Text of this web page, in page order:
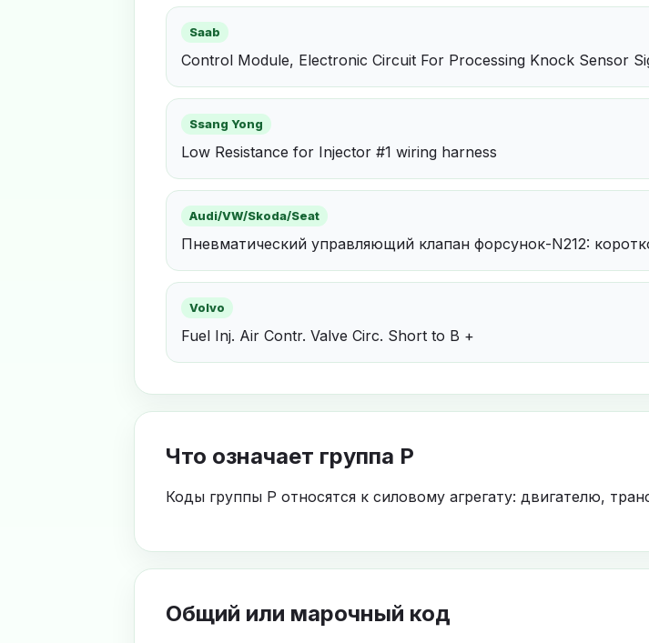
Saab
Control Module, Electronic Circuit For Processing Knock Sensor
Ssang Yong
Low Resistance for Injector #1 wiring harness
Audi/VW/Skoda/Seat
Пневматический управляющий клапан форсунок-N212:
Volvo
Fuel Inj. Air Contr. Valve Circ. Short to B +
Что означает группа P
Коды группы P относятся к силовому агрегату: двигателю,
Общий или марочный код